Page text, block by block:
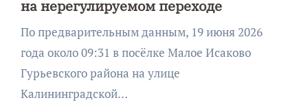
на нерегулируемом переходе
По предварительным данным, 19 июня 2026
года около 09:31 в посёлке Малое Исаково
Гурьевского района на улице
Калининградской…